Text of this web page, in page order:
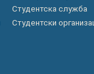
Студентска служба
Студентски